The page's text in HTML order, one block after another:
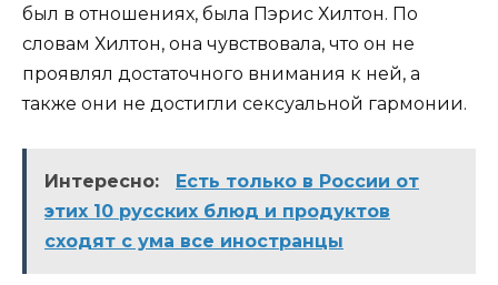
был в отношениях, была Пэрис Хилтон. По
словам Хилтон, она чувствовала, что он не
проявлял достаточного внимания к ней, а
также они не достигли сексуальной гармонии.
Интересно:
Есть только в России от
этих 10 русских блюд и продуктов
сходят с ума все иностранцы